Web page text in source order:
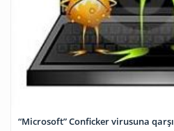
“Microsoft” Conficker virusuna qarşı